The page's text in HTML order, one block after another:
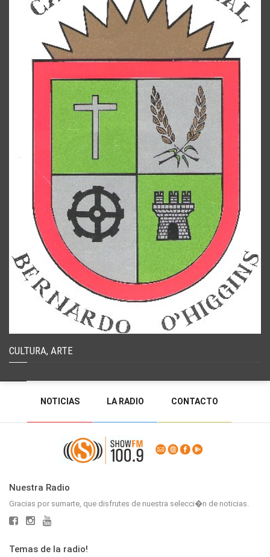
CULTURA, ARTE
NOTICIAS LA RADIO CONTACTO
PROGRAMACIÓN RADIO EN VIVO
DEJAR MENSAJE
Nuestra Radio
Gracias por sumarte, que disfrutes de nuestra selecci�n de noticias.
Temas de la radio!